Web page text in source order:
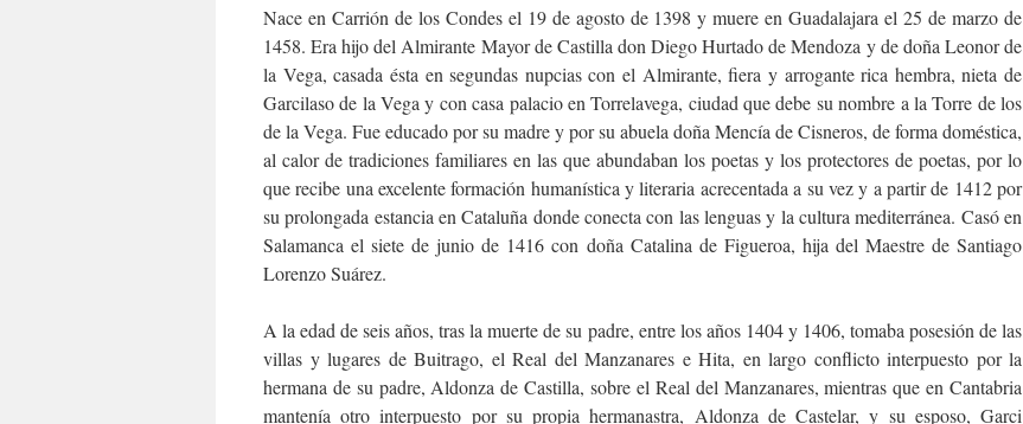
Nace en Carrión de los Condes el 19 de agosto de 1398 y muere en Guadalajara el 25 de marzo de
1458. Era hijo del Almirante Mayor de Castilla don Diego Hurtado de Mendoza y de doña Leonor de
la Vega, casada ésta en segundas nupcias con el Almirante, fiera y arrogante rica hembra, nieta de
Garcilaso de la Vega y con casa palacio en Torrelavega, ciudad que debe su nombre a la Torre de los
de la Vega. Fue educado por su madre y por su abuela doña Mencía de Cisneros, de forma doméstica,
al calor de tradiciones familiares en las que abundaban los poetas y los protectores de poetas, por lo
que recibe una excelente formación humanística y literaria acrecentada a su vez y a partir de 1412 por
su prolongada estancia en Cataluña donde conecta con las lenguas y la cultura mediterránea. Casó en
Salamanca el siete de junio de 1416 con doña Catalina de Figueroa, hija del Maestre de Santiago
Lorenzo Suárez.
A la edad de seis años, tras la muerte de su padre, entre los años 1404 y 1406, tomaba posesión de las
villas y lugares de Buitrago, el Real del Manzanares e Hita, en largo conflicto interpuesto por la
hermana de su padre, Aldonza de Castilla, sobre el Real del Manzanares, mientras que en Cantabria
mantenía otro interpuesto por su propia hermanastra, Aldonza de Castelar, y su esposo, Garci